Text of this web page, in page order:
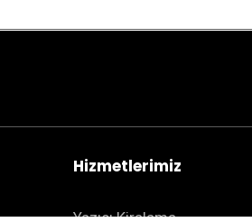
Hizmetlerimiz
Yazıcı Kiralama